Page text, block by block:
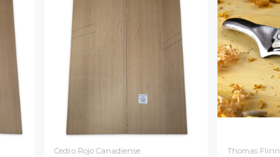
Cedro Rojo Canadiense Thomas